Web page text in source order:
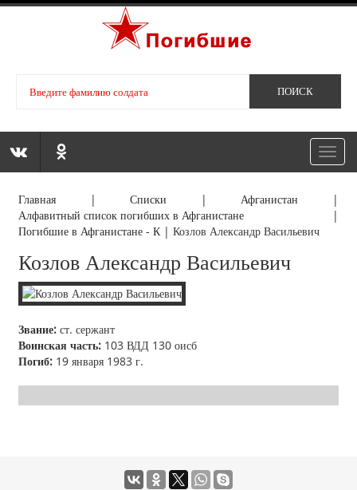
Главная |Списки | Афганистан |
Алфавитный список погибших в Афганистане |
Погибшие в Афганистане - К |Козлов Александр Васильевич
Козлов Александр Васильевич
Звание: ст. сержант
Воинская часть: 103 ВДД 130 оисб
Погиб: 19 января 1983 г.